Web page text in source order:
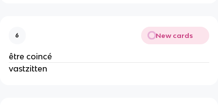
6 New cards
être coincé
vastzitten